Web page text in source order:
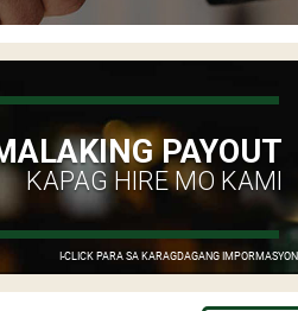
I-CLICK PARA SA KARAGDAGANG IMPORMASYON
PAYOUT
KAPAG HIRE MO KAMI